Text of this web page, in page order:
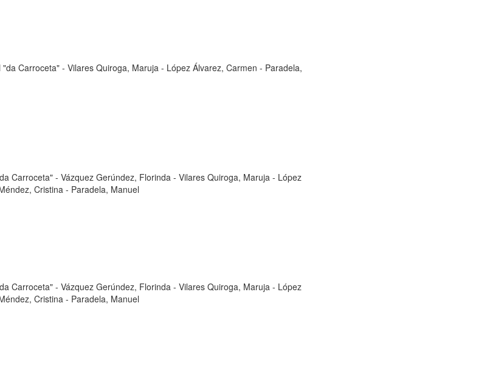
"da Carroceta"- Vilares Quiroga, Maruja - López Álvarez, Carmen - Paradela,
Carroceta" - Vázquez Gerúndez, Florinda - Vilares Quiroga, Maruja - López
Cristina - Paradela, Manuel
Carroceta" - Vázquez Gerúndez, Florinda - Vilares Quiroga, Maruja - López
Cristina - Paradela, Manuel